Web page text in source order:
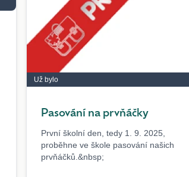
Už bylo
Pasování na prvňáčky
První školní den, tedy 1. 9. 2025,
proběhne ve škole pasování našich
prvňáčků.&nbsp;